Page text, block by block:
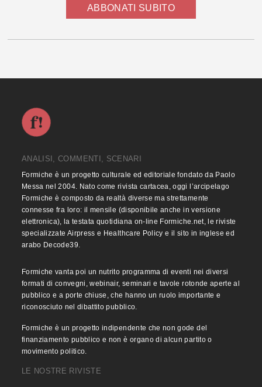
ABBONATI SUBITO
ANALISI, COMMENTI, SCENARI
Formiche è un progetto culturale ed editoriale fondato da Paolo
Messa nel 2004. Nato come rivista cartacea, oggi l’arcipelago
Formiche è composto da realtà diverse ma strettamente
connesse fra loro: il mensile (disponibile anche in versione
elettronica), la testata quotidiana on-line Formiche.net, le riviste
specializzate Airpress e Healthcare Policy e il sito in inglese ed
arabo Decode39.
Formiche vanta poi un nutrito programma di eventi nei diversi
formati di convegni, webinair, seminari e tavole rotonde aperte al
pubblico e a porte chiuse, che hanno un ruolo importante e
riconosciuto nel dibattito pubblico.
Formiche è un progetto indipendente che non gode del
finanziamento pubblico e non è organo di alcun partito o
movimento politico.
LE NOSTRE RIVISTE